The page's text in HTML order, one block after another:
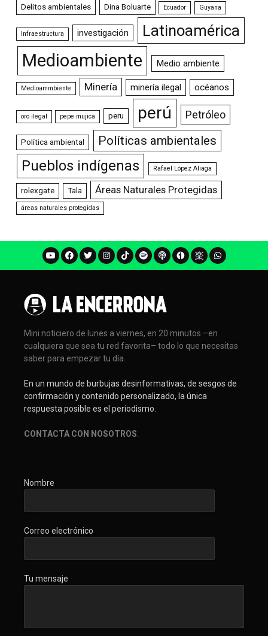
Delitos ambientales Dina Boluarte Ecuador Guyana
Infraestructura investigación Latinoamérica
Medioambiente Medio ambiente
Medioammbiente Minería minería ilegal océanos
oro ilegal pepe mujica peru perú Petróleo
Política ambiental Políticas ambientales
Pueblos indígenas Rafael López Aliaga
rolexgate Tala Áreas Naturales Protegidas
áreas naturales protegidas
Mini noticiero de lunes a viernes, en 20 minutos –en
cualquiera que sea tu red favorita– todo lo que necesitas
saber para empezar tu día.
En un mundo de burbujas desinformativas, de sesgos de
confirmación y contenido personalizado, la única
respuesta posible es el periodismo.
CONTACTA CON NOSOTROS.
Nombre
Correo electrónico
Tu mensaje